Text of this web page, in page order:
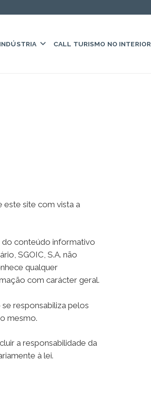
CALL TURISMO NO INTERIOR
este site com vista a
do conteúdo informativo
SGOIC, S.A. não
qualquer
com carácter geral.
responsabiliza pelos
mesmo.
a responsabilidade da
à lei.